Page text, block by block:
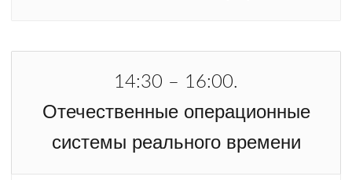
14:30 – 16:00.
Отечественные операционные
системы реального времени